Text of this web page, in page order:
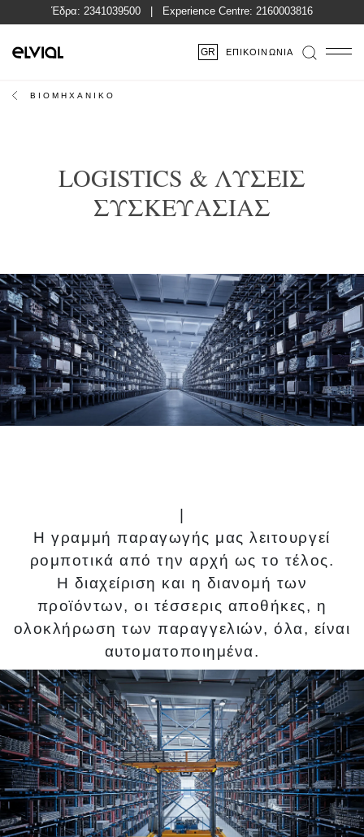
Έδρα: 2341039500 | Experience Centre: 2160003816
GR ΕΠΙΚΟΙΝΩΝΊΑ
ΒΙΟΜΗΧΑΝΙΚΟ
LOGISTICS & ΛΥΣΕΙΣ
ΣΥΣΚΕΥΑΣΙΑΣ
|
Η γραμμή παραγωγής μας λειτουργεί
ρομποτικά από την αρχή ως το τέλος.
Η διαχείριση και η διανομή των
προϊόντων, οι τέσσερις αποθήκες, η
ολοκλήρωση των παραγγελιών, όλα, είναι
αυτοματοποιημένα.